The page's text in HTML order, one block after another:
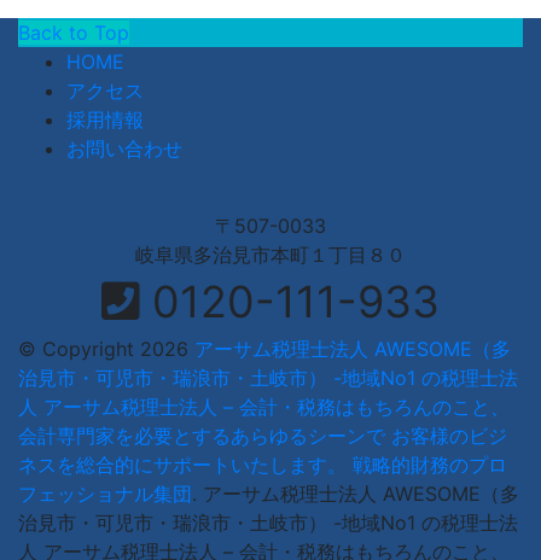
Back to Top
HOME
アクセス
採用情報
お問い合わせ
〒507-0033
岐阜県多治見市本町１丁目８０
0120-111-933
© Copyright 2026 アーサム税理士法人 AWESOME（多
治見市・可児市・瑞浪市・土岐市） -地域No1 の税理士法
人 アーサム税理士法人 – 会計・税務はもちろんのこと、
会計専門家を必要とするあらゆるシーンで お客様のビジ
ネスを総合的にサポートいたします。 戦略的財務のプロ
フェッショナル集団. アーサム税理士法人 AWESOME（多
治見市・可児市・瑞浪市・土岐市） -地域No1 の税理士法
人 アーサム税理士法人 – 会計・税務はもちろんのこと、